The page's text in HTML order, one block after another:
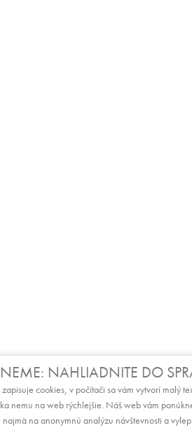
NAHLIADNITE DO
cookies, v počítači sa vám vytvorí malý
nemu na web rýchlejšie. Náš web vám
na anonymnú analýzu návštevnosti a